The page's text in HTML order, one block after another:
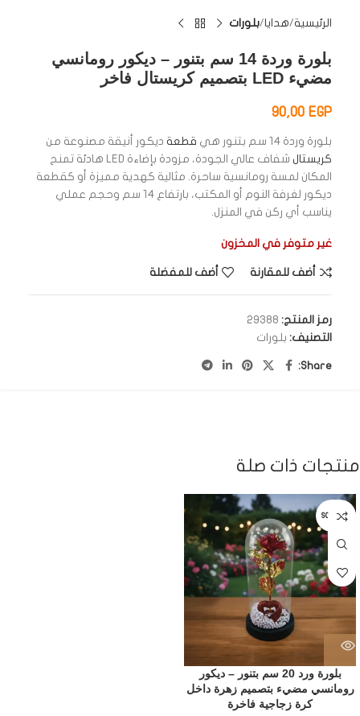
الرئيسية هدايا بلورات
بلورة وردة 14 سم بتنور – ديكور رومانسي
مضيء LED بتصميم كريستال فاخر
90,00 EGP
بلورة وردة 14 سم بتنور هي قطعة ديكور أنيقة مصنوعة من
كريستال
شفاف عالي الجودة، مزودة بإضاءة LED هادئة تمنح
المكان لمسة رومانسية ساحرة. مثالية كهدية مميزة أو كقطعة
ديكور لغرفة النوم أو المكتب، بارتفاع 14 سم وحجم عملي
يناسب أي ركن في المنزل.
غير متوفر في المخزون
أضف للمقارنة أضف للمفضلة
رمز المنتج: 29388
التصنيف: بلورات
Share:
منتجات ذات صلة
SOLD OUT
بلورة ورد 20 سم بتنور – ديكور
رومانسي مضيء بتصميم زهرة داخل
كرة زجاجية فاخرة